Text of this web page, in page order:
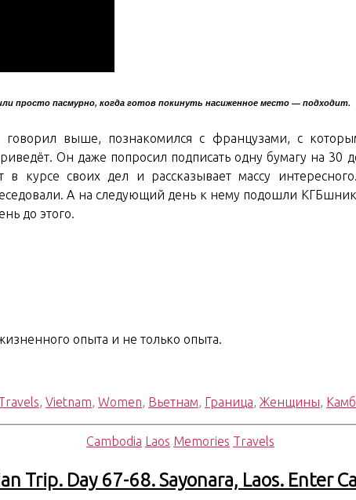
просто пасмурно, когда готов покинуть насиженное место — подходит.
выше, познакомился с французами, с
Он даже попросил подписать одну бумагу на
курсе своих дел и рассказывает массу
А на следующий день к нему подошли
до этого.
опыта и не только опыта.
, Vietnam, Women, Вьетнам, Граница, Женщины,
Рубрики
Cambodia Laos Memories Travels
Trip. Day 67-68. Sayonara, Laos. Enter